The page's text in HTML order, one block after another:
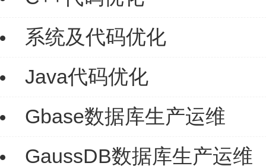
系统及代码优化
Java代码优化
Gbase数据库生产运维
GaussDB数据库生产运维